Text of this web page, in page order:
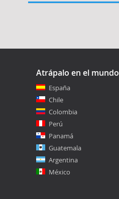
Atrápalo en el mundo
España
Chile
Colombia
Perú
Panamá
Guatemala
Argentina
México